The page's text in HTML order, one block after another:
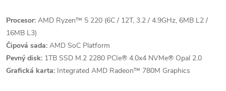
Procesor: AMD Ryzen™ 5 220 (6C / 12T, 3.2 / 4.9GHz, 6MB L2 /
16MB L3)
Čipová sada: AMD SoC Platform
Pevný disk: 1TB SSD M.2 2280 PCIe® 4.0x4 NVMe® Opal 2.0
Grafická karta: Integrated AMD Radeon™ 780M Graphics